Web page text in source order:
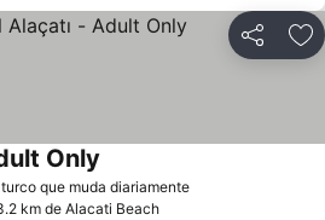
Partilhar
que muda diariamenteVer preços
Only
km de Alacati Beach